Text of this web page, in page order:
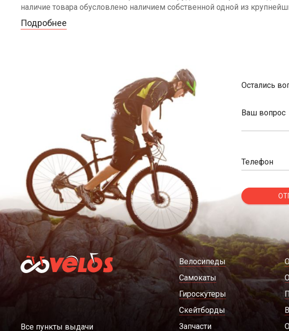
наличие товара обусловлено наличием собственной одной из
Подробнее
Остались
Ваш вопрос
Телефон
Все пункты выдачи
Велосипеды
Самокаты
Гироскутеры
Скейтборды
Запчасти